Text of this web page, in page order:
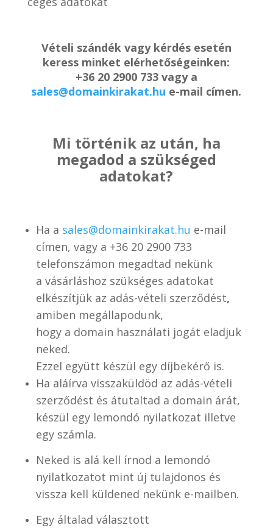
Vételi szándék vagy kérdés esetén
keress minket elérhetőségeinken:
+36 20 2900 733 vagy a
sales@domainkirakat.hu e-mail címen.
Mi történik az után, ha
megadod a szükséged
adatokat?
Ha a sales@domainkirakat.hu e-mail
címen, vagy a +36 20 2900 733
telefonszámon megadtad nekünk
a vásárláshoz szükséges adatokat
elkészítjük az adás-vételi szerződést,
amiben megállapodunk,
hogy a domain használati jogát eladjuk
neked.
Ezzel együtt készül egy díjbekérő is.
Ha aláírva visszaküldöd az adás-vételi
szerződést és átutaltad a domain árát,
készül egy lemondó nyilatkozat illetve
egy számla.
Neked is alá kell írnod a lemondó
nyilatkozatot mint új tulajdonos és
vissza kell küldened nekünk e-mailben.
Egy általad választott